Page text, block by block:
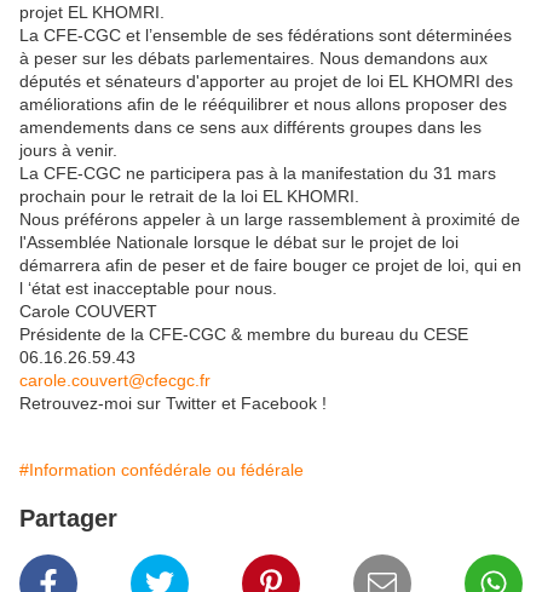
projet EL KHOMRI.
La CFE-CGC et l’ensemble de ses fédérations sont déterminées
à peser sur les débats parlementaires. Nous demandons aux
députés et sénateurs d'apporter au projet de loi EL KHOMRI des
améliorations afin de le rééquilibrer et nous allons proposer des
amendements dans ce sens aux différents groupes dans les
jours à venir.
La CFE-CGC ne participera pas à la manifestation du 31 mars
prochain pour le retrait de la loi EL KHOMRI.
Nous préférons appeler à un large rassemblement à proximité de
l'Assemblée Nationale lorsque le débat sur le projet de loi
démarrera afin de peser et de faire bouger ce projet de loi, qui en
l ‘état est inacceptable pour nous.
Carole COUVERT
Présidente de la CFE-CGC & membre du bureau du CESE
06.16.26.59.43
carole.couvert@cfecgc.fr
Retrouvez-moi sur Twitter et Facebook !
#Information confédérale ou fédérale
Partager